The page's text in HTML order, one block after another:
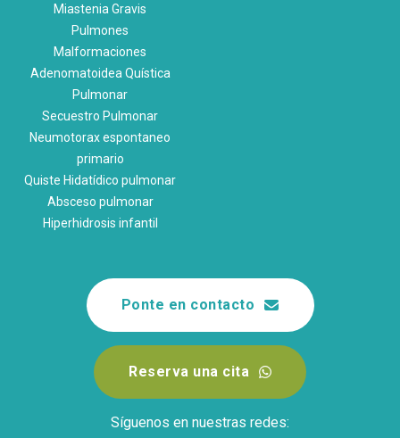
Miastenia Gravis
Pulmones
Malformaciones
Adenomatoidea Quística
Pulmonar
Secuestro Pulmonar
Neumotorax espontaneo
primario
Quiste Hidatídico pulmonar
Absceso pulmonar
Hiperhidrosis infantil
Ponte en contacto
Reserva una cita
Síguenos en nuestras redes: